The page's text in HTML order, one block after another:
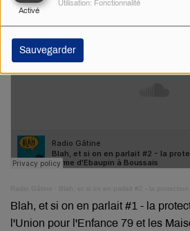
Activé
Utilisation: Fonctionnalité
Sauvegarder
Radio Gâtine Blah, et si on en parlait #2 - la protection de la
Blah, et si on en parlait #1 - la
l'Union pour l'Enfance 79 et les